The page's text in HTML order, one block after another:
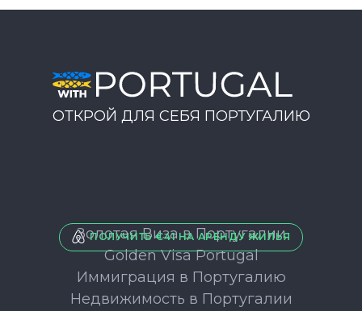
ОТКРОЙ ДЛЯ СЕБЯ ПОРТУГАЛИЮ
ПОЛУЧИТЬ €41 НА АРЕНДУ ЖИЛЬЯ
Золотая Виза в Португалии
Golden Visa Portugal
Иммиграция в Португалию
Недвижимость в Португалии